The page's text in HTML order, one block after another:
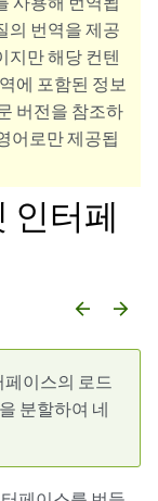
의 번역을 제공
지만 해당 컨텐
에 포함된 정보
버전을 참조하
어로만 제공됩
인터페
arrow_backward arrow_forward
이스의 로드
분할하여 네